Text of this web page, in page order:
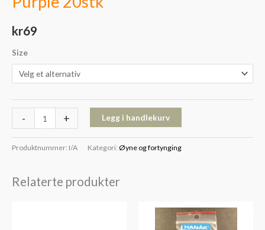
kr69
Size
- + Legg i handlekurv
Produktnummer: I/A Kategori: Øyne og fortynging
Relaterte produkter